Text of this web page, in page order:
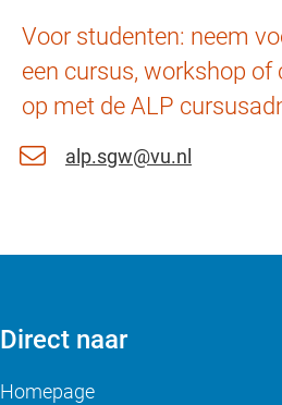
Voor studenten: neem
een cursus, workshop
op met de ALP
alp.sgw@vu.nl
Direct naar
Homepage